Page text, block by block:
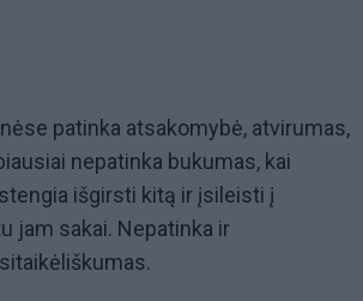
patinka atsakomybė, atvirumas,
nepatinka bukumas, kai
išgirsti kitą ir įsileisti į
jam sakai. Nepatinka ir